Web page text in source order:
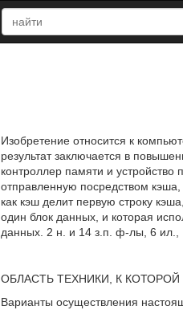
Изобретение относится к
результат заключается в
контроллер памяти и
отправленную посредством
как кэш делит первую строку
один блок данных, и которая
данных. 2 н. и 14 з.п. ф-лы, 6 ил.,
ОБЛАСТЬ ТЕХНИКИ, К
Варианты осуществления